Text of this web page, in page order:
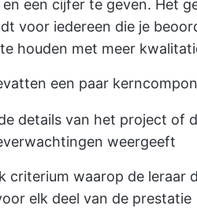
een cijfer te geven. Het
voor iedereen die je
houden met meer
een paar
details van het project of
weergeeft
criterium waarop de leraar
elk deel van de prestatie